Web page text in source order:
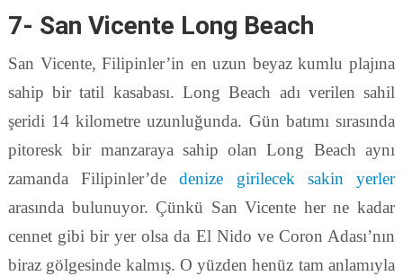
7- San Vicente Long Beach
San Vicente, Filipinler’in en uzun beyaz kumlu plajına
sahip bir tatil kasabası. Long Beach adı verilen sahil
şeridi 14 kilometre uzunluğunda. Gün batımı sırasında
pitoresk bir manzaraya sahip olan Long Beach aynı
zamanda Filipinler’dedenize girilecek sakin yerler
arasında bulunuyor. Çünkü San Vicente her ne kadar
cennet gibi bir yer olsa da El Nido ve Coron Adası’nın
biraz gölgesinde kalmış. O yüzden henüz tam anlamıyla